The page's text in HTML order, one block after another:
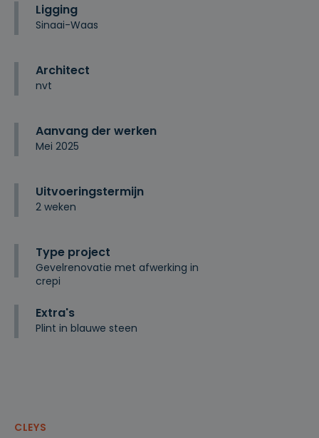
Ligging
Sinaai-Waas
Architect
nvt
Aanvang der werken
Mei 2025
Uitvoeringstermijn
2 weken
Type project
Gevelrenovatie met afwerking in
crepi
Extra's
Plint in blauwe steen
CLEYS